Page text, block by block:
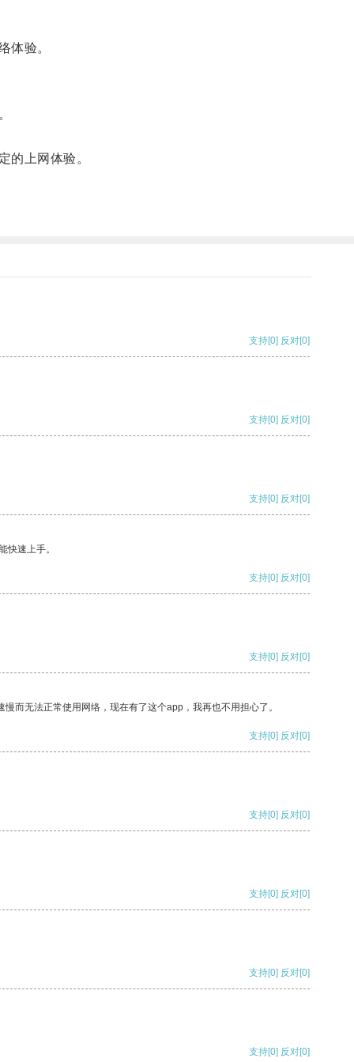
体验。
上网体验。
支持[0] 反对[0]
支持[0] 反对[0]
支持[0] 反对[0]
快速上手。
支持[0] 反对[0]
支持[0] 反对[0]
而无法正常使用网络，现在有了这个app，我再也不用担心了。
支持[0] 反对[0]
支持[0] 反对[0]
支持[0] 反对[0]
支持[0] 反对[0]
支持[0] 反对[0]